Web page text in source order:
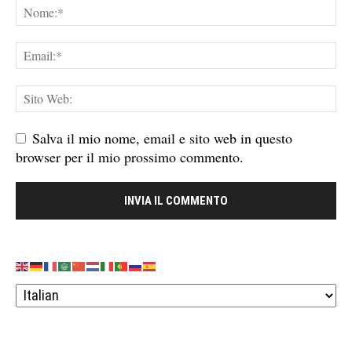
Salva il mio nome, email e sito web in questo
browser per il mio prossimo commento.